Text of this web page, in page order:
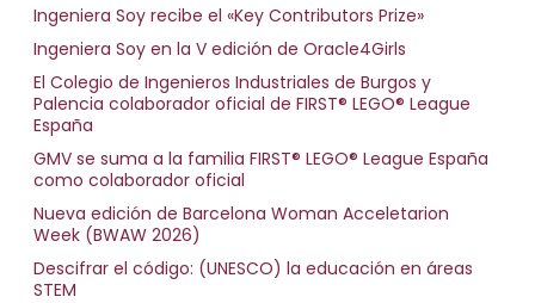
Ingeniera Soy recibe el «Key Contributors Prize»
Ingeniera Soy en la V edición de Oracle4Girls
El Colegio de Ingenieros Industriales de Burgos y
Palencia colaborador oficial de FIRST® LEGO® League
España
GMV se suma a la familia FIRST® LEGO® League España
como colaborador oficial
Nueva edición de Barcelona Woman Acceletarion
Week (BWAW 2026)
Descifrar el código: (UNESCO) la educación en áreas
STEM